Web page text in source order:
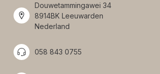
Douwetammingawei 34
8914BK Leeuwarden
Nederland
058 843 0755